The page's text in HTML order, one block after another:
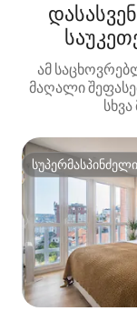
ამ
მაღალი
სუპერმასპინძელი
სუპერმასპინძელი